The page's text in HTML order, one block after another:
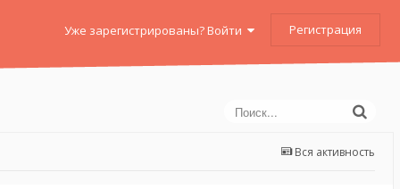
Уже зарегистрированы? Войти Регистрация
Вся активность